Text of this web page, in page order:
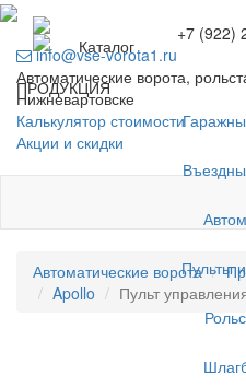
Каталог
ПРОДУКЦИЯ
Пульты
+7 (922)
info@vse-vorota1.ru
Автоматические ворота,
Нижневартовске
Калькулятор стоимости
Акции и скидки
Автоматические ворота
Apollo
Пульт